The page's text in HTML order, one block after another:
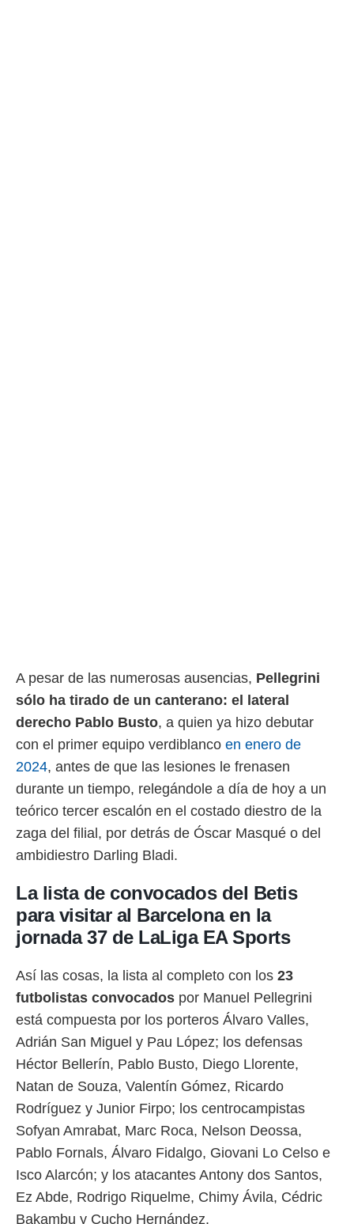
A pesar de las numerosas ausencias, Pellegrini
sólo ha tirado de un canterano: el lateral
derecho Pablo Busto, a quien ya hizo debutar
con el primer equipo verdiblanco en enero de
2024, antes de que las lesiones le frenasen
durante un tiempo, relegándole a día de hoy a un
teórico tercer escalón en el costado diestro de la
zaga del filial, por detrás de Óscar Masqué o del
ambidiestro Darling Bladi.
La lista de convocados del Betis
para visitar al Barcelona en la
jornada 37 de LaLiga EA Sports
Así las cosas, la lista al completo con los 23
futbolistas convocados por Manuel Pellegrini
está compuesta por los porteros Álvaro Valles,
Adrián San Miguel y Pau López; los defensas
Héctor Bellerín, Pablo Busto, Diego Llorente,
Natan de Souza, Valentín Gómez, Ricardo
Rodríguez y Junior Firpo; los centrocampistas
Sofyan Amrabat, Marc Roca, Nelson Deossa,
Pablo Fornals, Álvaro Fidalgo, Giovani Lo Celso e
Isco Alarcón; y los atacantes Antony dos Santos,
Ez Abde, Rodrigo Riquelme, Chimy Ávila, Cédric
Bakambu y Cucho Hernández.